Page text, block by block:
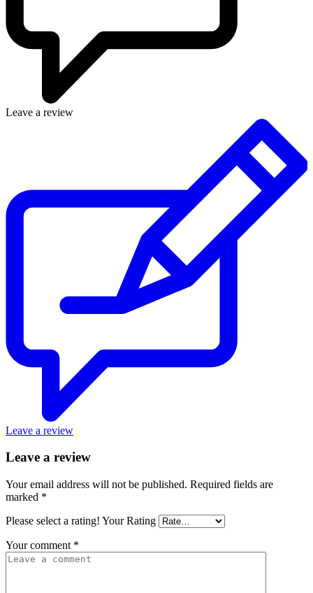
Leave a review
Leave a review
Leave a review
Your email address will not be published. Required fields are
marked *
Please select a rating! Your Rating
Your comment *